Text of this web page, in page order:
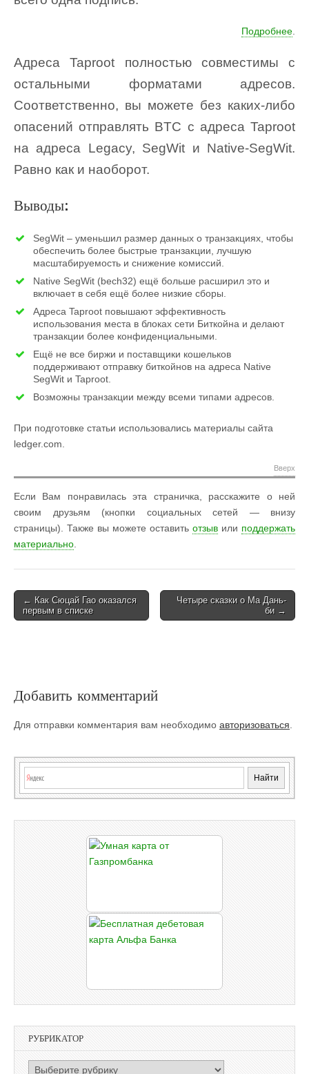
Подробнее
Адреса Taproot полностью совместимы с
остальными форматами адресов.
Соответственно, вы можете без каких-либо
опасений отправлять BTC с адреса Taproot
на адреса Legacy, SegWit и Native-SegWit.
Равно как и наоборот.
Выводы:
SegWit – уменьшил размер данных о транзакциях, чтобы
обеспечить более быстрые транзакции, лучшую
масштабируемость и снижение комиссий.
Native SegWit (bech32) ещё больше расширил это и
включает в себя ещё более низкие сборы.
Адреса Taproot повышают эффективность
использования места в блоках сети Биткойна и делают
транзакции более конфиденциальными.
Ещё не все биржи и поставщики кошельков
поддерживают отправку биткойнов на адреса Native
SegWit и Taproot.
Возможны транзакции между всеми типами адресов.
При подготовке статьи использовались материалы сайта
ledger.com.
Вверх
Если Вам понравилась эта страничка, расскажите о ней
своим друзьям (кнопки социальных сетей — внизу
страницы). Также вы можете оставить отзыв или поддержать
материально.
Post
navigation
← Как Сюцай Гао оказался
первым в списке
Четыре сказки о Ма Дань-
би →
Добавить комментарий
Для отправки комментария вам необходимо авторизоваться.
РУБРИКАТОР
РУБРИКАТОР